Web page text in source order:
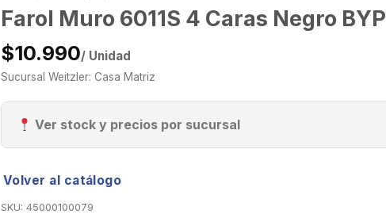
Farol Muro 6011S 4 Caras Negro BYP
$10.990/ Unidad
Sucursal Weitzler: Casa Matriz
Ver stock y precios por sucursal
Volver al catálogo
SKU: 45000100079